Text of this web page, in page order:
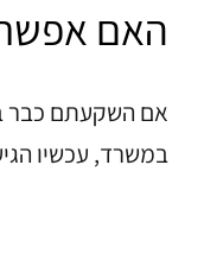
האם
אם השקעתם כבר
במשרד, עכשיו